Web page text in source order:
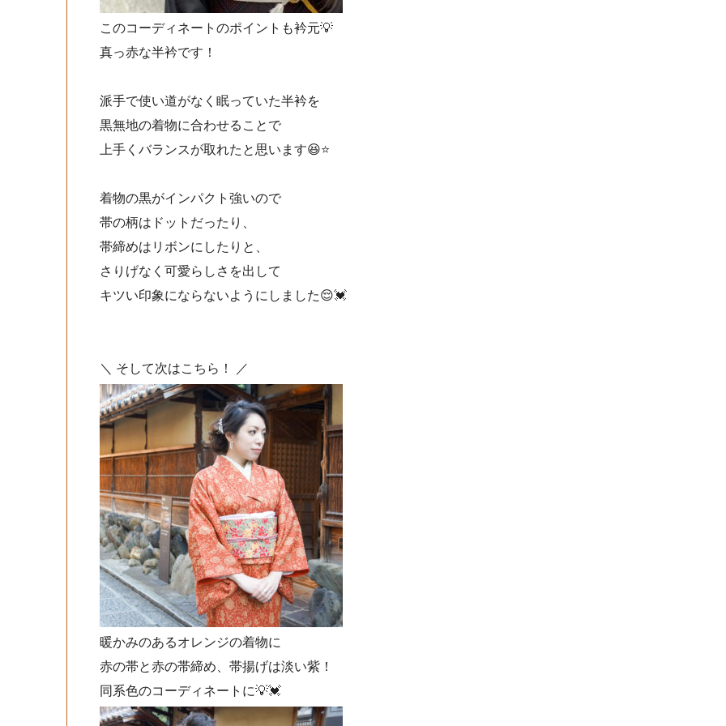
このコーディネートのポイントも衿元💡
真っ赤な半衿です！
派手で使い道がなく眠っていた半衿を
黒無地の着物に合わせることで
上手くバランスが取れたと思います😆⭐️
着物の黒がインパクト強いので
帯の柄はドットだったり、
帯締めはリボンにしたりと、
さりげなく可愛らしさを出して
キツい印象にならないようにしました😌💓
＼ そして次はこちら！ ／
暖かみのあるオレンジの着物に
赤の帯と赤の帯締め、帯揚げは淡い紫！
同系色のコーディネートに💡💓